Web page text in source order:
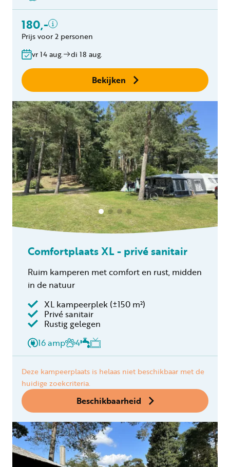
Comfortplaats XL - privé sanitair
Ruim kamperen met comfort en rust, midden
in de natuur
XL kampeerplek (±150 m²)
Privé sanitair
Rustig gelegen
16 amp
4
Deze kampeerplaats is helaas niet beschikbaar met de
huidige zoekcriteria.
Beschikbaarheid
180,-
paard
Prijs voor 2 personen
vr 14 aug. di 18 aug.
Bekijken